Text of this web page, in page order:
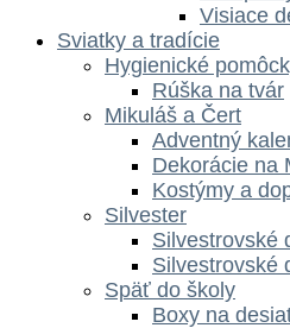
Visiace
Sviatky a tradície
Hygienické
Rúška na tvár
Mikuláš a Čert
Adventný
Dekorácie na
Kostýmy a
Silvester
Silvestrovské
Silvestrovské
Späť do školy
Boxy na